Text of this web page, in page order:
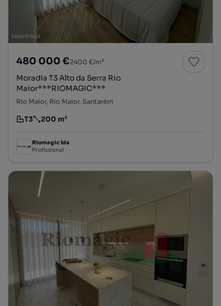
480 000 €2400 €/m²
Moradia T3 Alto da Serra Rio
Maior***RIOMAGIC***
Rio Maior, Rio Maior, Santarém
Tipologia
T3
Preço por metro quadrado
200 m²
Riomagic lda
Profissional